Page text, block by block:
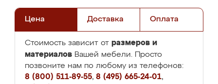
Цена Доставка Оплата
Стоимость зависит от размеров и
материалов Вашей мебели. Просто
позвоните нам по любому из телефонов:
8 (800) 511-89-55, 8 (495) 665-24-01,